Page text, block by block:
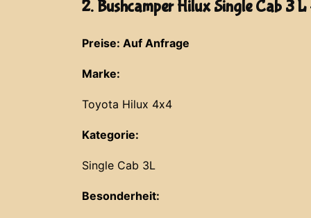
2. Bushcamper Hilux Single Cab 3
Preise: Auf Anfrage
Marke:
Toyota Hilux 4x4
Kategorie:
Single Cab 3L
Besonderheit: